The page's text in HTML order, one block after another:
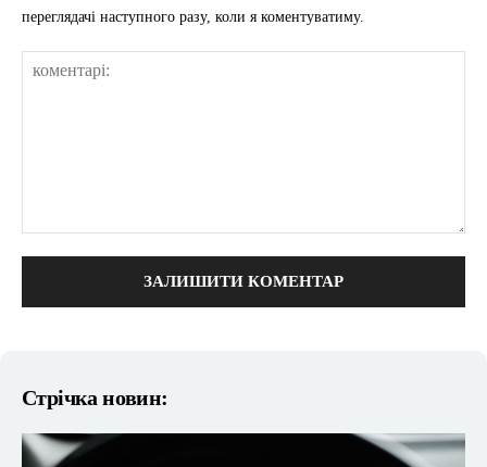
переглядачі наступного разу, коли я коментуватиму.
Стрічка новин: